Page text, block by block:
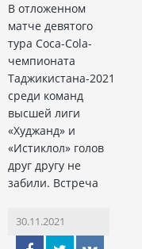
В отложенном
матче девятого
тура Coca-Cola-
чемпионата
Таджикистана-2021
среди команд
высшей лиги
«Худжанд» и
«Истиклол» голов
друг другу не
забили. Встреча
30.11.2021